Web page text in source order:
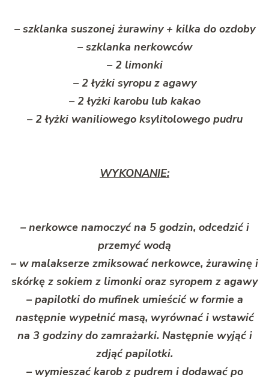
– szklanka suszonej żurawiny + kilka do ozdoby
– szklanka nerkowców
– 2 limonki
– 2 łyżki syropu z agawy
– 2 łyżki karobu lub kakao
– 2 łyżki waniliowego ksylitolowego pudru
WYKONANIE:
– nerkowce namoczyć na 5 godzin, odcedzić i
przemyć wodą
– w malakserze zmiksować nerkowce, żurawinę i
skórkę z sokiem z limonki oraz syropem z agawy
– papilotki do mufinek umieścić w formie a
następnie wypełnić masą, wyrównać i wstawić
na 3 godziny do zamrażarki. Następnie wyjąć i
zdjąć papilotki.
– wymieszać karob z pudrem i dodawać po